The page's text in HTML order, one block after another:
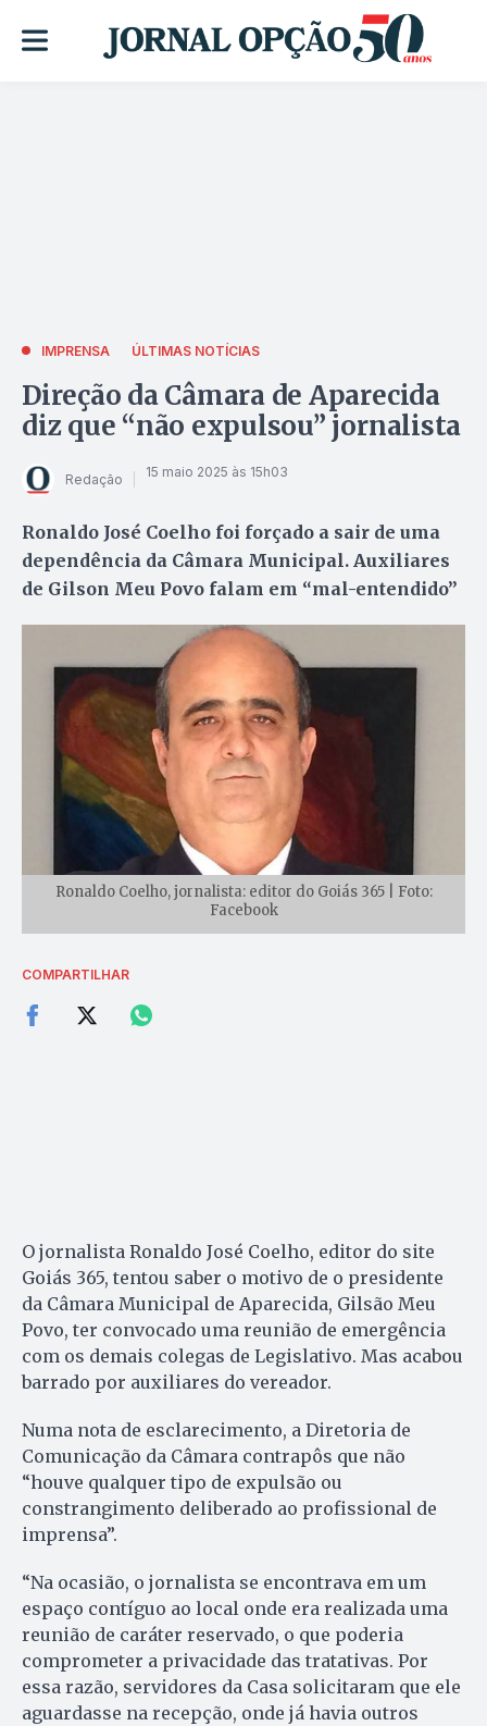
IMPRENSA ÚLTIMAS NOTÍCIAS
Direção da Câmara de Aparecida
diz que “não expulsou” jornalista
Redação 15 maio 2025 às 15h03
Ronaldo José Coelho foi forçado a sair de uma
dependência da Câmara Municipal. Auxiliares
de Gilson Meu Povo falam em “mal-entendido”
Ronaldo Coelho, jornalista: editor do Goiás 365 | Foto:
Facebook
COMPARTILHAR
O jornalista Ronaldo José Coelho, editor do site
Goiás 365, tentou saber o motivo de o presidente
da Câmara Municipal de Aparecida, Gilsão Meu
Povo, ter convocado uma reunião de emergência
com os demais colegas de Legislativo. Mas acabou
barrado por auxiliares do vereador.
Numa nota de esclarecimento, a Diretoria de
Comunicação da Câmara contrapôs que não
“houve qualquer tipo de expulsão ou
constrangimento deliberado ao profissional de
imprensa”.
“Na ocasião, o jornalista se encontrava em um
espaço contíguo ao local onde era realizada uma
reunião de caráter reservado, o que poderia
comprometer a privacidade das tratativas. Por
essa razão, servidores da Casa solicitaram que ele
aguardasse na recepção, onde já havia outros